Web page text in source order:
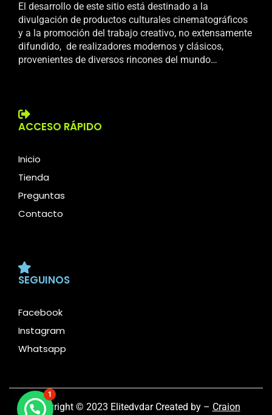
El desarrollo de este sitio está destinado a la
divulgación de productos culturales cinematográficos
y a la promoción del trabajo creativo, no extensamente
difundido, de realizadores modernos y clásicos,
provenientes de diversos rincones del mundo…
ACCESO RÁPIDO
Inicio
Tienda
Preguntas
Contacto
SEGUINOS
Facebook
Instagram
Whatsapp
Copyright © 2023 Elitedvdar Created by – Craion
1